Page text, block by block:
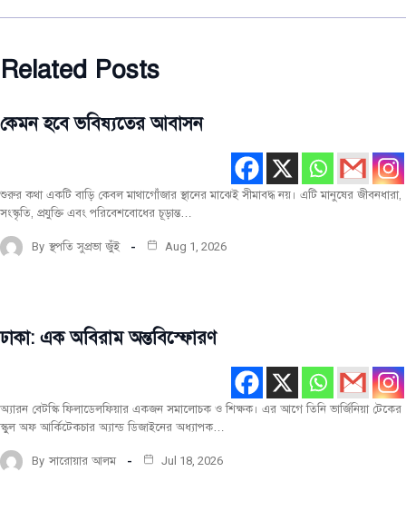
Related Posts
মূল
কেমন হবে ভবিষ্যতের আবাসন
শুরুর কথা একটি বাড়ি কেবল মাথাগোঁজার স্থানের মাঝেই সীমাবদ্ধ নয়। এটি মানুষের জীবনধারা,
সংস্কৃতি, প্রযুক্তি এবং পরিবেশবোধের চূড়ান্ত…
By স্থপতি সুপ্রভা জুঁই Aug 1, 2026
মূল
ঢাকা: এক অবিরাম অন্তবিস্ফোরণ
অ্যারন বেটস্কি ফিলাডেলফিয়ার একজন সমালোচক ও শিক্ষক। এর আগে তিনি ভার্জিনিয়া টেকের
স্কুল অফ আর্কিটেকচার অ্যান্ড ডিজাইনের অধ্যাপক…
By সারোয়ার আলম Jul 18, 2026